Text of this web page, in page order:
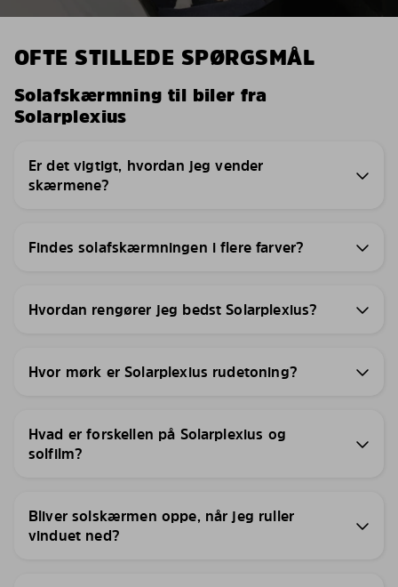
OFTE STILLEDE SPØRGSMÅL
Solafskærmning til biler fra
Solarplexius
Er det vigtigt, hvordan jeg vender
skærmene?
Findes solafskærmningen i flere farver?
Hvordan rengører jeg bedst Solarplexius?
Hvor mørk er Solarplexius rudetoning?
Hvad er forskellen på Solarplexius og
solfilm?
Bliver solskærmen oppe, når jeg ruller
vinduet ned?